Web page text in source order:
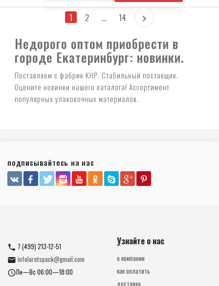
1 2 ... 14
Недорого оптом приобрести в
городе Екатеринбург: новинки.
Поставляем с фабрик КНР. Стабильный поставщик.
Оцените новинки нашего каталога! Ассортимент
популярных упаковочных материалов.
подписывайтесь на нас
7 (499) 213-12-51
infolaretspack@gmail.com
Пн—Вс 06:00—18:00
Узнайте о нас
о компании
как оплатить
доставка